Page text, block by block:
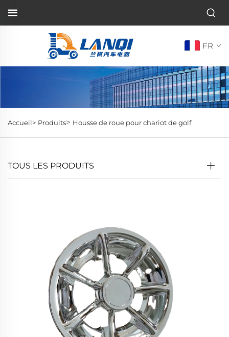
FR
Accueil> Produits> Housse de roue pour chariot de golf
TOUS LES PRODUITS